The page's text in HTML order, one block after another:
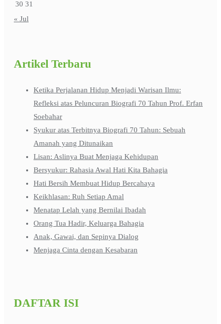
30 31
« Jul
Artikel Terbaru
Ketika Perjalanan Hidup Menjadi Warisan Ilmu:
Refleksi atas Peluncuran Biografi 70 Tahun Prof. Erfan
Soebahar
Syukur atas Terbitnya Biografi 70 Tahun: Sebuah
Amanah yang Ditunaikan
Lisan: Aslinya Buat Menjaga Kehidupan
Bersyukur: Rahasia Awal Hati Kita Bahagia
Hati Bersih Membuat Hidup Bercahaya
Keikhlasan: Ruh Setiap Amal
Menatap Lelah yang Bernilai Ibadah
Orang Tua Hadir, Keluarga Bahagia
Anak, Gawai, dan Sepinya Dialog
Menjaga Cinta dengan Kesabaran
DAFTAR ISI